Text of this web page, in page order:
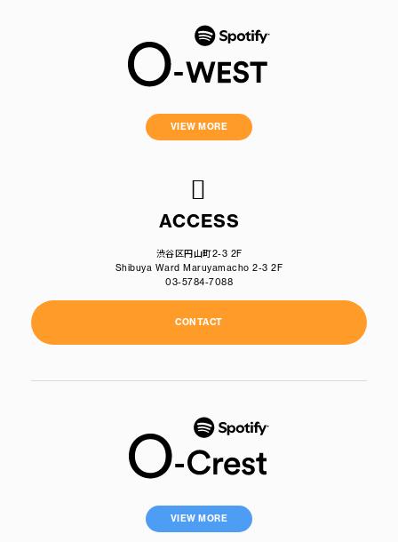
VIEW MORE
ACCESS
渋谷区円山町2-3 2F
Shibuya Ward Maruyamacho 2-3 2F
03-5784-7088
CONTACT
VIEW MORE